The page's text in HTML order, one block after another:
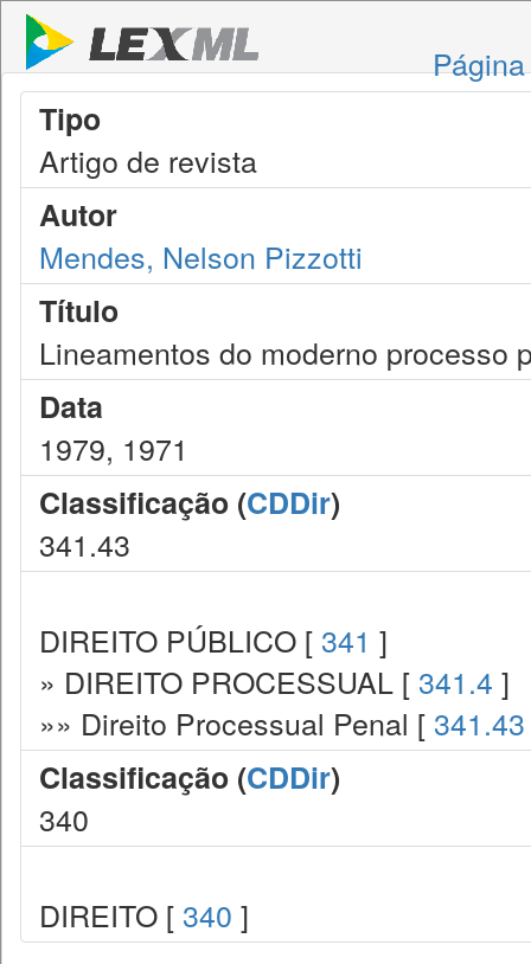
Tipo
Artigo de revista
Autor
Mendes, Nelson Pizzotti
Título
Lineamentos do moderno processo
Data
1979, 1971
Classificação (CDDir)
341.43
DIREITO PÚBLICO [ 341 ]
» DIREITO PROCESSUAL [ 341.4 ]
»» Direito Processual Penal [ 341.43
Classificação (CDDir)
340
DIREITO [ 340 ]